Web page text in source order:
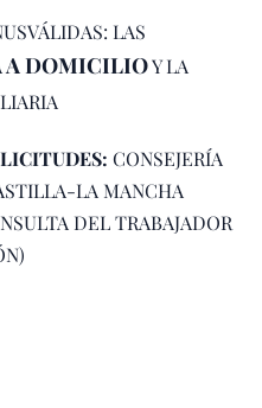
LAS
A DOMICILIOY LA
: CONSEJERÍA
LA MANCHA
DEL TRABAJADOR